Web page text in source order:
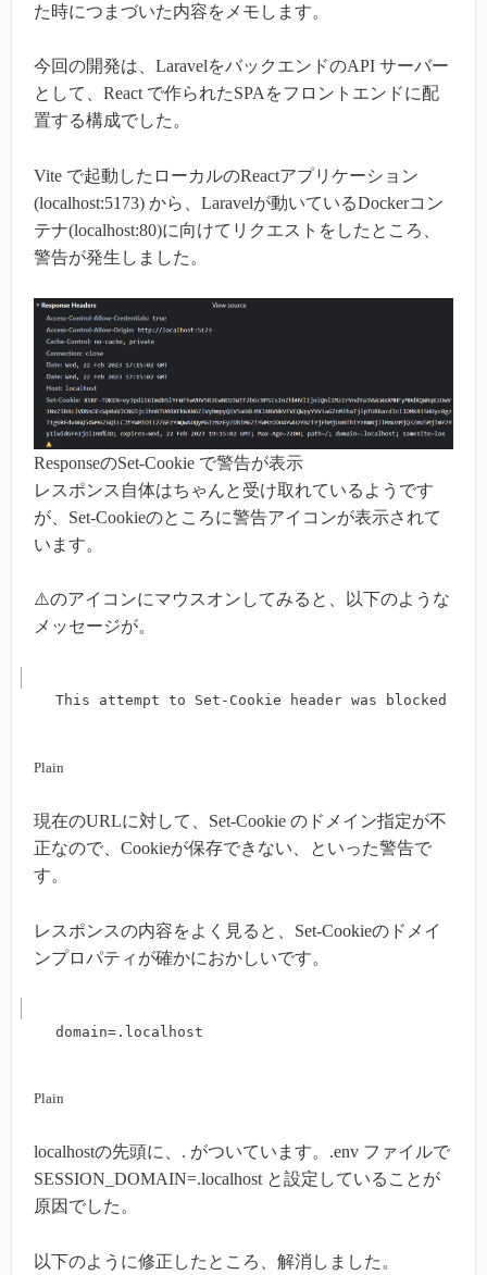
た時につまづいた内容をメモします。
今回の開発は、LaravelをバックエンドのAPI サーバー
として、React で作られたSPAをフロントエンドに配
置する構成でした。
Vite で起動したローカルのReactアプリケーション
(localhost:5173) から、Laravelが動いているDockerコン
テナ(localhost:80)に向けてリクエストをしたところ、
警告が発生しました。
ResponseのSet-Cookie で警告が表示
レスポンス自体はちゃんと受け取れているようです
が、Set-Cookieのところに警告アイコンが表示されて
います。
⚠️のアイコンにマウスオンしてみると、以下のような
メッセージが。
This attempt to Set-Cookie header was blocked
Plain
現在のURLに対して、Set-Cookie のドメイン指定が不
正なので、Cookieが保存できない、といった警告で
す。
レスポンスの内容をよく見ると、Set-Cookieのドメイ
ンプロパティが確かにおかしいです。
domain=.localhost
Plain
localhostの先頭に、. がついています。.env ファイルで
SESSION_DOMAIN=.localhost と設定していることが
原因でした。
以下のように修正したところ、解消しました。